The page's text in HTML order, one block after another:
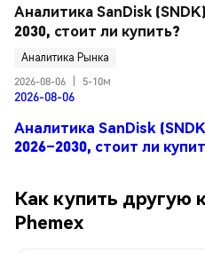
Аналитика SanDisk
2030, стоит ли купить?
Аналитика Рынка
2026-08-06
5-10м
2026-08-06
Аналитика SanDisk
2026–2030, стоит ли
Как купить другую
Phemex